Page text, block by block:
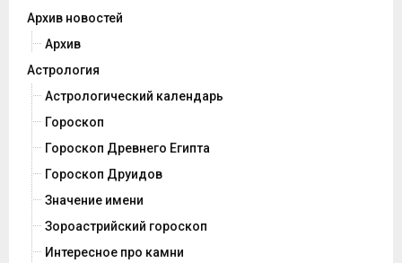
Архив новостей
Архив
Астрология
Астрологический календарь
Гороскоп
Гороскоп Древнего Египта
Гороскоп Друидов
Значение имени
Зороастрийский гороскоп
Интересное про камни